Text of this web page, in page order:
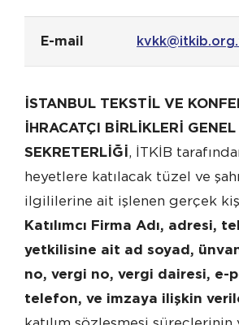
E-mail
İSTANBUL TEKSTİL VE
İHRACATÇI BİRLİKLERİ GENEL
SEKRETERLİĞİ, İTKİB
heyetlere katılacak tüzel ve
ilgililerine ait işlenen gerçek
Katılımcı Firma Adı, adresi,
yetkilisine ait ad soyad,
no, vergi no, vergi dairesi, e-
telefon, ve imzaya ilişkin